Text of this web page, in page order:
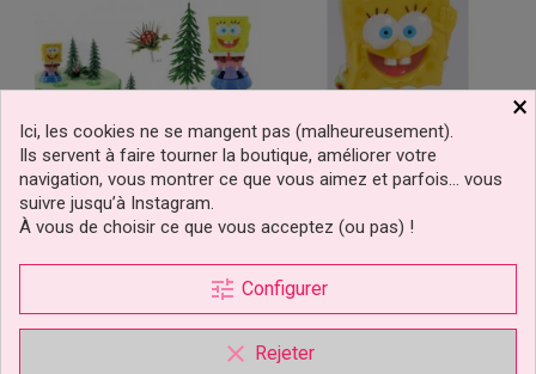
Kit Figurine Bob L'éponge
Prix
7,00 €
Figurine Bob L'éponge
Prix
5,99 €
×
Ici, les cookies ne se mangent pas (malheureusement).
Ils servent à faire tourner la boutique, améliorer votre
navigation, vous montrer ce que vous aimez et parfois… vous
suivre jusqu’à Instagram.
À vous de choisir ce que vous acceptez (ou pas) !
tune Configurer
clear Rejeter